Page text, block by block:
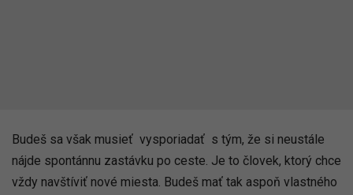
Budeš sa však musieť vysporiadať s tým, že si neustále
nájde spontánnu zastávku po ceste. Je to človek, ktorý chce
vždy navštíviť nové miesta. Budeš mať tak aspoň vlastného